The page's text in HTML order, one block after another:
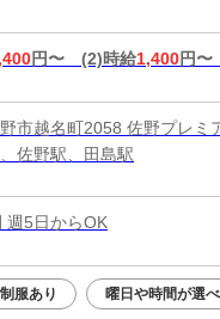
円〜 (2)時給1,400円〜
市越名町2058 佐野プレミ
佐野駅、田島駅
週5日からOK
制服あり 曜日や時間が選